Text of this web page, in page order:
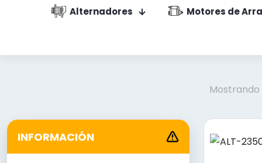
Alternadores Motores de
INFORMACIÓN
Mostrando